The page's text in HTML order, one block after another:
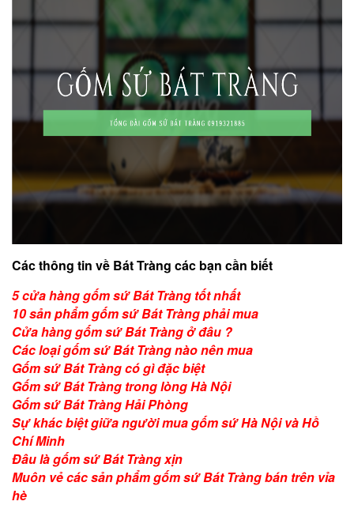
Các thông tin về Bát Tràng các bạn cần biết
5 cửa hàng gốm sứ Bát Tràng tốt nhất
10 sản phẩm gốm sứ Bát Tràng phải mua
Cửa hàng gốm sứ Bát Tràng ở đâu ?
Các loại gốm sứ Bát Tràng nào nên mua
Gốm sứ Bát Tràng có gì đặc biệt
Gốm sứ Bát Tràng trong lòng Hà Nội
Gốm sứ Bát Tràng Hải Phòng
Sự khác biệt giữa người mua gốm sứ Hà Nội và Hồ
Chí Minh
Đâu là gốm sứ Bát Tràng xịn
Muôn vẻ các sản phẩm gốm sứ Bát Tràng bán trên vỉa
hè